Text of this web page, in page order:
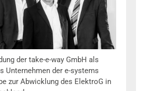
der take-e-way GmbH als
Unternehmen der e-systems
zur Abwicklung des ElektroG in